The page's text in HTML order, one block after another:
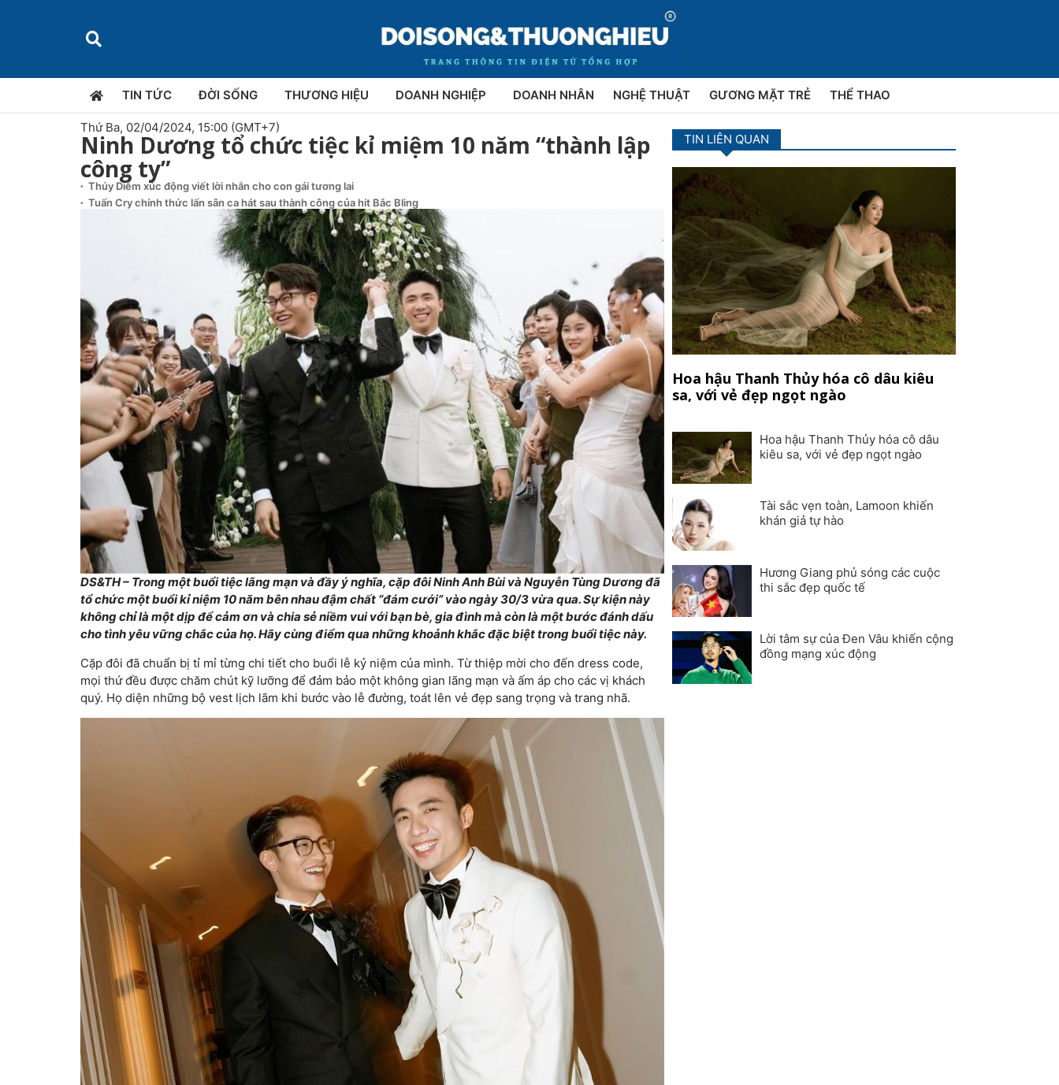
TIN TỨC ĐỜI SỐNG THƯƠNG HIỆU DOANH NGHIỆP DOANH NHÂN NGHỆ THUẬT GƯƠNG MẶT TRẺ THỂ THAO
Thứ Ba, 02/04/2024, 15:00 (GMT+7)
Ninh Dương tổ chức tiệc kỉ miệm 10 năm “thành lập
công ty”
Thúy Diễm xúc động viết lời nhắn cho con gái tương lai
Tuấn Cry chính thức lấn sân ca hát sau thành công của hit Bắc Bling
DS&TH – Trong một buổi tiệc lãng mạn và đầy ý nghĩa, cặp đôi Ninh Anh Bùi và Nguyễn Tùng Dương đã
tổ chức một buổi kỉ niệm 10 năm bên nhau đậm chất “đám cưới” vào ngày 30/3 vừa qua. Sự kiện này
không chỉ là một dịp để cảm ơn và chia sẻ niềm vui với bạn bè, gia đình mà còn là một bước đánh dấu
cho tình yêu vững chắc của họ. Hãy cùng điểm qua những khoảnh khắc đặc biệt trong buổi tiệc này.
Cặp đôi đã chuẩn bị tỉ mỉ từng chi tiết cho buổi lễ kỷ niệm của mình. Từ thiệp mời cho đến dress code,
mọi thứ đều được chăm chút kỹ lưỡng để đảm bảo một không gian lãng mạn và ấm áp cho các vị khách
quý. Họ diện những bộ vest lịch lãm khi bước vào lễ đường, toát lên vẻ đẹp sang trọng và trang nhã.
TIN LIÊN QUAN
Hoa hậu Thanh Thủy hóa cô dâu kiêu
sa, với vẻ đẹp ngọt ngào
Hoa hậu Thanh Thủy hóa cô dâu
kiêu sa, với vẻ đẹp ngọt ngào
Tài sắc vẹn toàn, Lamoon khiến
khán giả tự hào
Hương Giang phủ sóng các cuộc
thi sắc đẹp quốc tế
Lời tâm sự của Đen Vâu khiến cộng
đồng mạng xúc động